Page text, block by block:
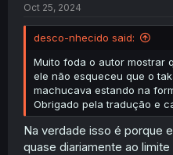
Oct 25, 2024
desco-nhecido said:
Muito foda o autor mostrar
ele não esqueceu que o
machucava estando na
Obrigado pela tradução e
Na verdade isso é porque
quase diariamente ao